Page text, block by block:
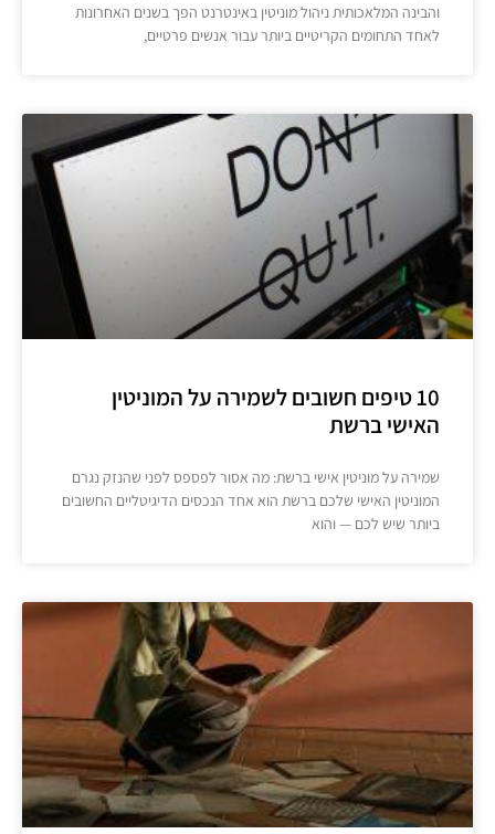
והבינה המלאכותית ניהול מוניטין באינטרנט הפך בשנים האחרונות
לאחד התחומים הקריטיים ביותר עבור אנשים פרטיים,
10 טיפים חשובים לשמירה על המוניטין
האישי ברשת
שמירה על מוניטין אישי ברשת: מה אסור לפספס לפני שהנזק נגרם
המוניטין האישי שלכם ברשת הוא אחד הנכסים הדיגיטליים החשובים
ביותר שיש לכם — והוא